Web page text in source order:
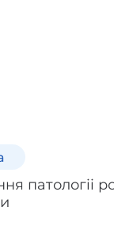
патологii